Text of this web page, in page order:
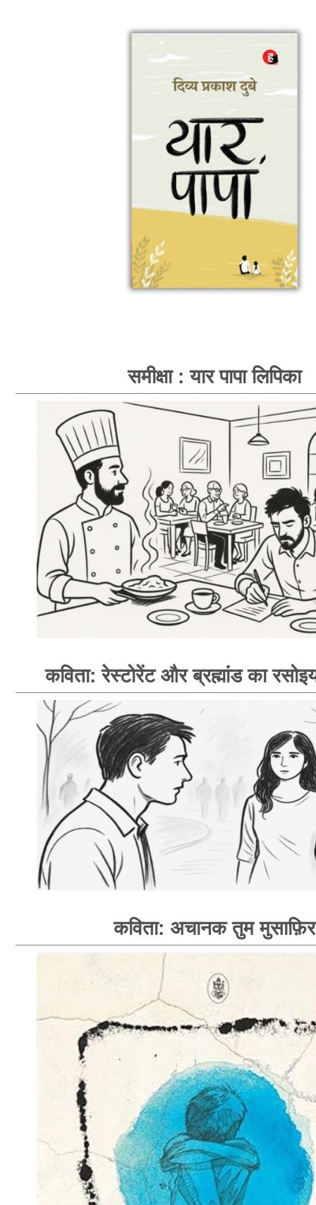
समीक्षा : यार पापा लिपिका
कविता: रेस्टोरेंट और ब्रह्मांड का
कविता: अचानक तुम मुसाफ़िर